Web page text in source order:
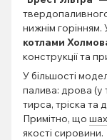
нижнім
котлами
конструкції та
У більшості
палива: дрова (у
тирса, тріска та
Примітно, що ш
якості сировини.